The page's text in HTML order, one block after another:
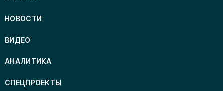
НОВОСТИ
ВИДЕО
АНАЛИТИКА
СПЕЦПРОЕКТЫ